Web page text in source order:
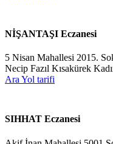
NİŞANTAŞI Eczanesi
5 Nisan Mahallesi 2015.
Necip Fazıl Kısakürek
Ara Yol tarifi
SIHHAT Eczanesi